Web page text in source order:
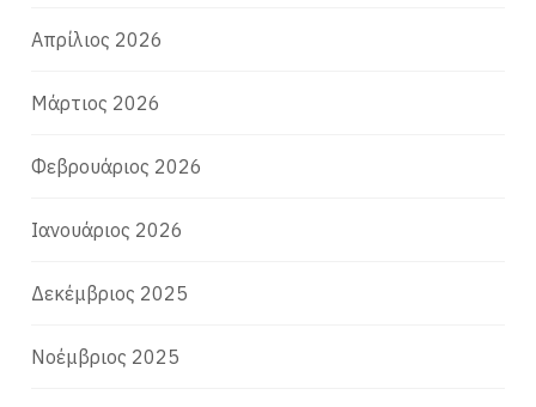
Απρίλιος 2026
Μάρτιος 2026
Φεβρουάριος 2026
Ιανουάριος 2026
Δεκέμβριος 2025
Νοέμβριος 2025